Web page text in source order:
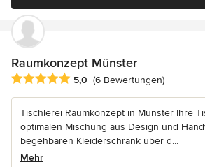
Raumkonzept Münster
Durchschnittliche Bewertung: 5 von 5
5,0 (6 Bewertungen)
Tischlerei Raumkonzept in Münster Ihre
optimalen Mischung aus Design und
begehbaren Kleiderschrank über d...
Mehr